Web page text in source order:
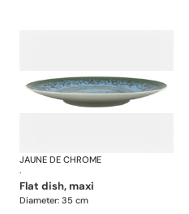
NymphéaJAUNE DE CHROME
·
flat dish, maxi
Diameter: 35 cm